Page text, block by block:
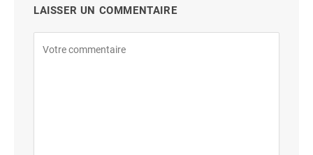
LAISSER UN COMMENTAIRE